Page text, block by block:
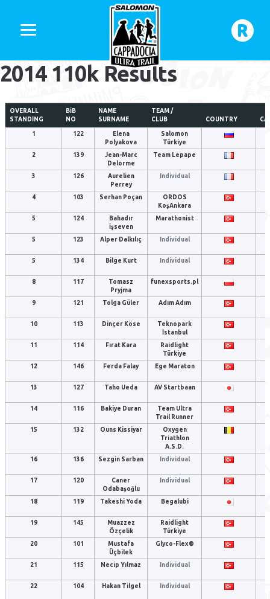
2014 110k Results
OVERALL
STANDING
BIB
NO
NAME
SURNAME
TEAM /
CLUB
COUNTRY
1 122
Elena
Polyakova
Salomon
Türkiye
2
139
Jean-Marc
Delorme
Team Lepape
3 126
Aurelien
Perrey
Individual
4 103 Serhan Poçan
ORDOS
KoşAnkara
5
124
Bahadır
İşseven
Marathonist
5 123 Alper Dalkılıç Individual
5 134 Bilge Kurt Individual
8 117
Tomasz
Pryjma
funexsports.pl
9 121 Tolga Güler Adım Adım
10 113 Dinçer Köse
Teknopark
İstanbul
11
114 Fırat Kara
Raidlight
Türkiye
12
146 Ferda Falay Ege Maraton
13 127 Taho Ueda AV Startbaan
14 116 Bakiye Duran
Team Ultra
Trail Runner
15
132 Ouns Kissiyar
Oxygen
Triathlon
A.S.D.
16
136 Sezgin Sarban Individual
17 120
Caner
Odabaşoğlu
Individual
18 119 Takeshi Yoda Begalubi
19 145
Muazzez
Özçelik
Raidlight
Türkiye
20
101
Mustafa
Üçbilek
Glyco-Flex®
21 115 Necip Yılmaz Individual
22 104 Hakan Tilgel Individual